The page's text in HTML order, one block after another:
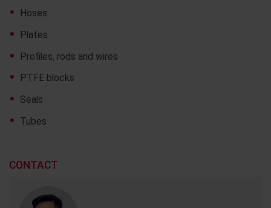
Hoses
Plates
Profiles, rods and wires
PTFE blocks
Seals
Tubes
CONTACT